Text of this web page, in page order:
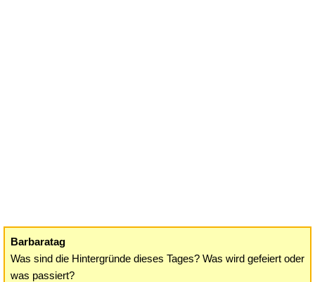
Barbaratag
Was sind die Hintergründe dieses Tages? Was wird gefeiert oder
was passiert?